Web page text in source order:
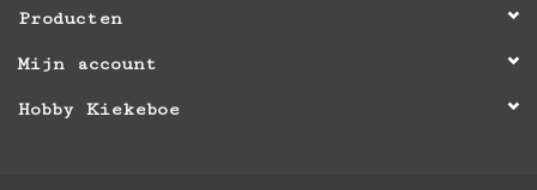
Producten
Mijn account
Hobby Kiekeboe